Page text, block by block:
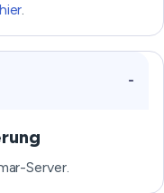
hier.
Server.